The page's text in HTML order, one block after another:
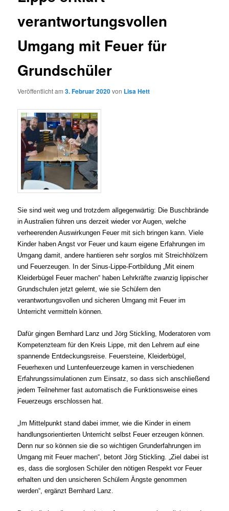
verantwortungsvollen
Umgang mit Feuer für
Grundschüler
Veröffentlicht am3. Februar 2020von Lisa Hett
Sie sind weit weg und trotzdem allgegenwärtig: Die Buschbrände
in Australien führen uns derzeit wieder vor Augen, welche
verheerenden Auswirkungen Feuer mit sich bringen kann. Viele
Kinder haben Angst vor Feuer und kaum eigene Erfahrungen im
Umgang damit, andere hantieren sehr sorglos mit Streichhölzern
und Feuerzeugen. In der Sinus-Lippe-Fortbildung „Mit einem
Kleiderbügel Feuer machen“ haben Lehrkräfte zwanzig lippischer
Grundschulen jetzt gelernt, wie sie Schülern den
verantwortungsvollen und sicheren Umgang mit Feuer im
Unterricht vermitteln können.
Dafür gingen Bernhard Lanz und Jörg Stickling, Moderatoren vom
Kompetenzteam für den Kreis Lippe, mit den Lehrern auf eine
spannende Entdeckungsreise. Feuersteine, Kleiderbügel,
Feuerhexen und Luntenfeuerzeuge kamen in verschiedenen
Erfahrungssimulationen zum Einsatz, so dass sich anschließend
jedem Teilnehmer fast automatisch die Funktionsweise eines
Feuerzeugs erschlossen hat.
„Im Mittelpunkt stand dabei immer, wie die Kinder in einem
handlungsorientierten Unterricht selbst Feuer erzeugen können.
Denn nur so können sie die so wichtigen Grunderfahrungen im
Umgang mit Feuer machen“, betont Jörg Stickling. „Ziel dabei ist
es, dass die sorglosen Schüler den nötigen Respekt vor Feuer
erhalten und den unsicheren Schülern Ängste genommen
werden“, ergänzt Bernhard Lanz.